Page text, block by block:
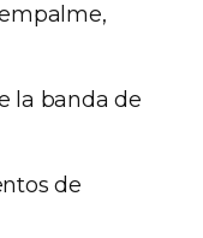
la banda de
de